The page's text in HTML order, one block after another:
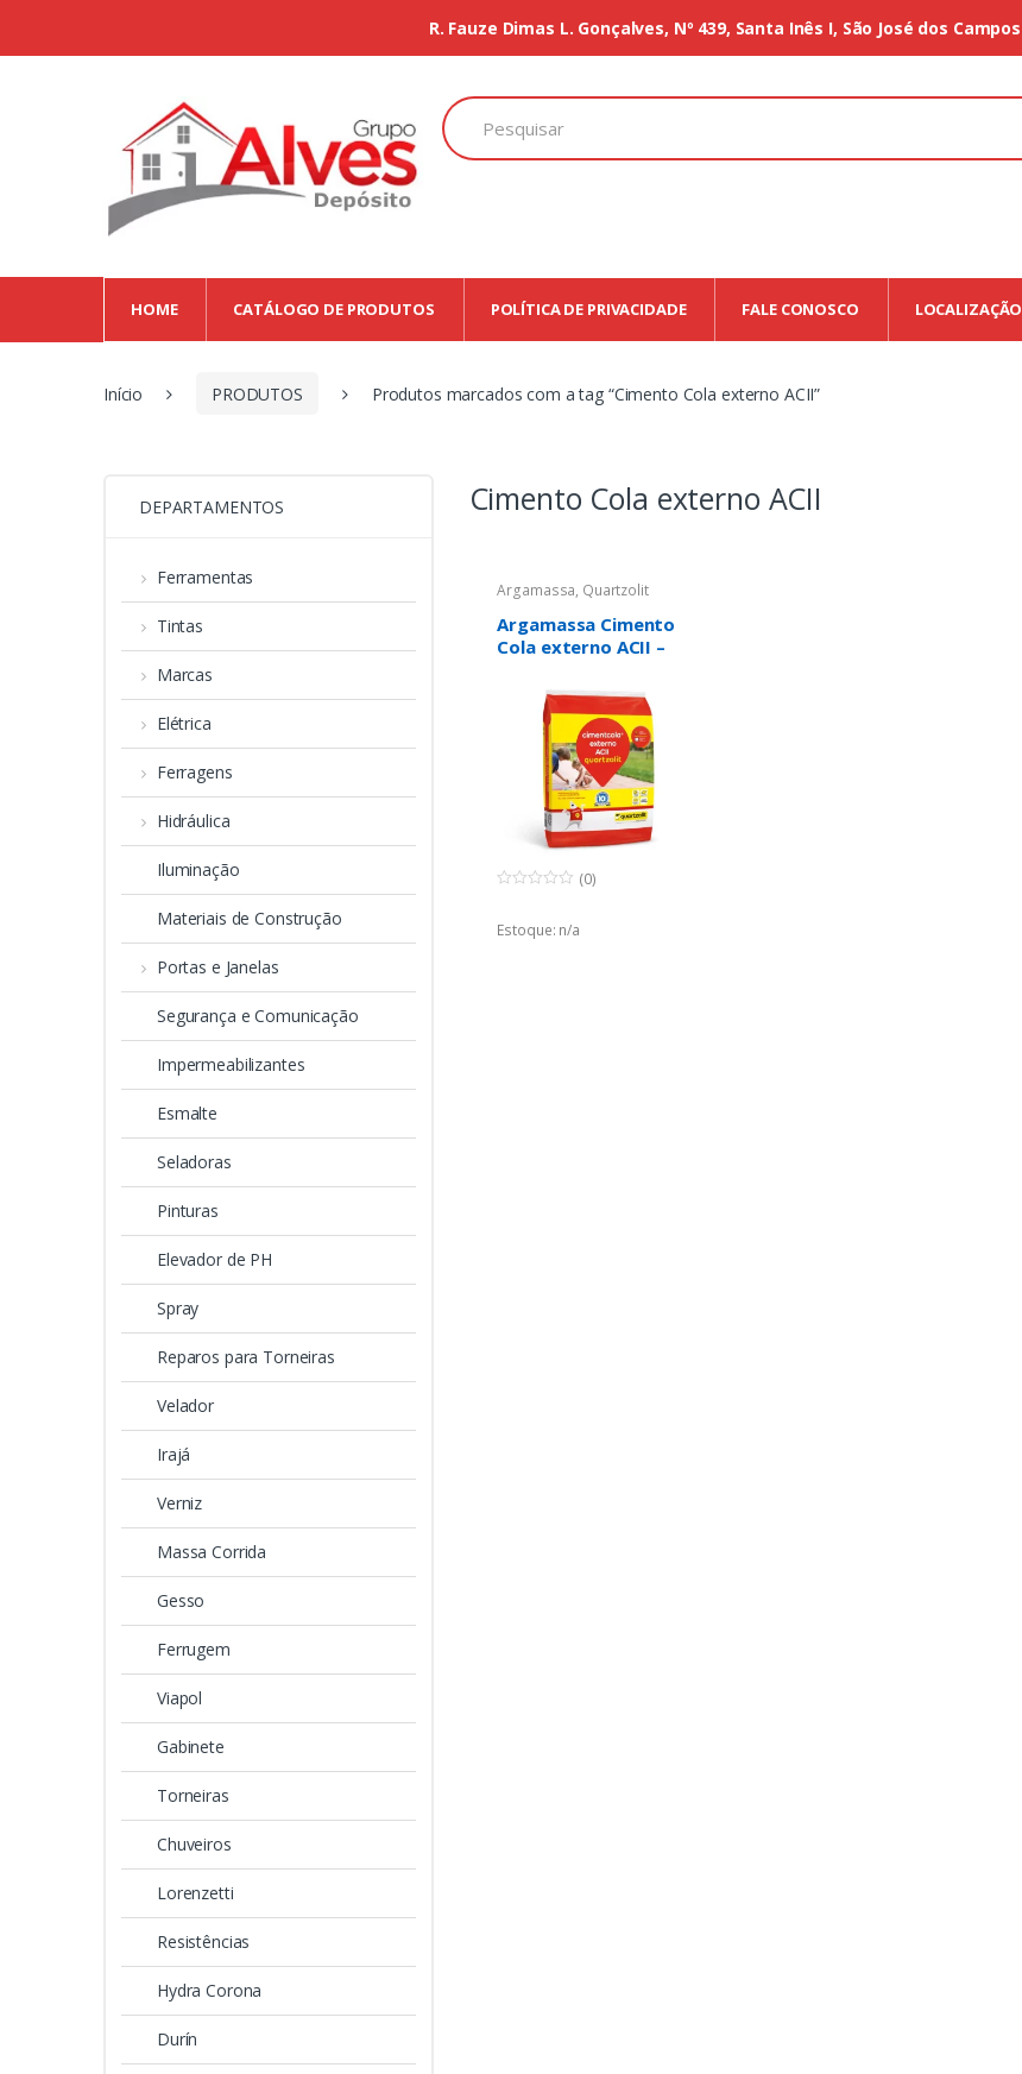
Search
for:
HOME CATÁLOGO DE PRODUTOS POLÍTICA DE PRIVACIDADE FALE CONOSCO LOCALIZAÇÃO
Início PRODUTOS Produtos marcados com a tag “Cimento Cola externo ACII”
Cimento Cola externo ACII
Argamassa, Quartzolit
Argamassa Cimento
Cola externo ACII –
u
(0)
Estoque: n/a
DEPARTAMENTOS
Ferramentas
Tintas
Marcas
Elétrica
Ferragens
Hidráulica
Iluminação
Materiais de Construção
Portas e Janelas
Segurança e Comunicação
Impermeabilizantes
Esmalte
Seladoras
Pinturas
Elevador de PH
Spray
Reparos para Torneiras
Velador
Irajá
Verniz
Massa Corrida
Gesso
Ferrugem
Viapol
Gabinete
Torneiras
Chuveiros
Lorenzetti
Resistências
Hydra Corona
Durín
R. Fauze Dimas L. Gonçalves, Nº 439, Santa Inês I, São José dos Campos